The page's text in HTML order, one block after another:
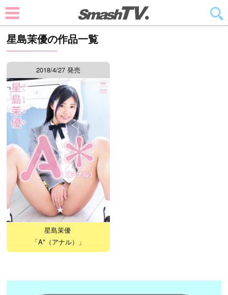
星島茉優の作品一覧
2018/4/27 発売
星島茉優
「A*（アナル）」